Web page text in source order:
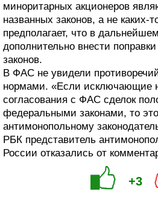
миноритарных акционеров
названных законов, а не
предполагает, что в
дополнительно внести
законов.
В ФАС не увидели
нормами. «Если исключающие
согласования с ФАС сделок
федеральными законами, то это
антимонопольному
РБК представитель
России отказались от
+3